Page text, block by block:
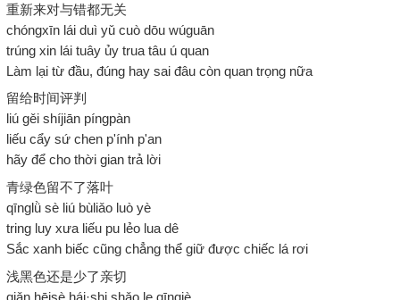
重新来对与错都无关
chóngxīn lái duì yǔ cuò dōu wúguān
trúng xin lái tuây ủy trua tâu ú quan
Làm lại từ đầu, đúng hay sai đâu còn quan trọng nữa
留给时间评判
liú gěi shíjiān píngpàn
liếu cẩy sứ chen p'ính p'an
hãy để cho thời gian trả lời
青绿色留不了落叶
qīnglǜ sè liú bùliǎo luò yè
tring luy xưa liếu pu lẻo lua dê
Sắc xanh biếc cũng chẳng thể giữ được chiếc lá rơi
浅黑色还是少了亲切
qiǎn hēisè hái·shi shǎo le qīnqiè